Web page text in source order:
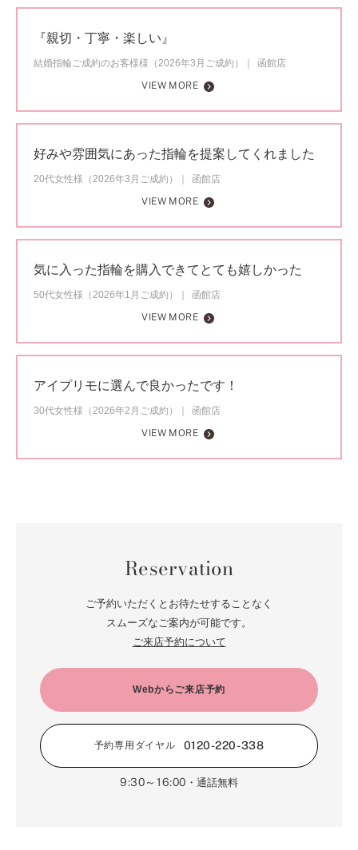
『親切・丁寧・楽しい』
結婚指輪ご成約のお客様様（2026年3月ご成約）
函館店
VIEW MORE
好みや雰囲気にあった指輪を提案してくれました
20代女性様（2026年3月ご成約）
函館店
VIEW MORE
気に入った指輪を購入できてとても嬉しかった
50代女性様（2026年1月ご成約）
函館店
VIEW MORE
アイプリモに選んで良かったです！
30代女性様（2026年2月ご成約）
函館店
VIEW MORE
Reservation
ご予約いただくとお待たせすることなく
スムーズなご案内が可能です。
ご来店予約について
Webからご来店予約
予約専用ダイヤル 0120-220-338
9:30～16:00 ・通話無料